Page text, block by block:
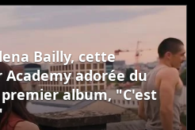
Bailly, cette
adorée du
album, "C'est